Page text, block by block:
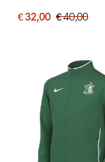
€ 32,00 € 40,00